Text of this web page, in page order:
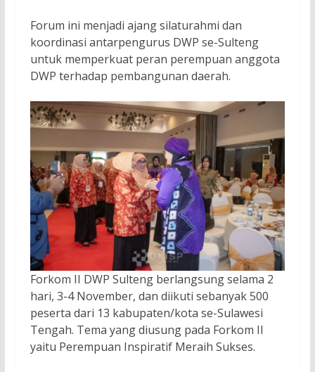
Forum ini menjadi ajang silaturahmi dan
koordinasi antarpengurus DWP se-Sulteng
untuk memperkuat peran perempuan anggota
DWP terhadap pembangunan daerah.
Forkom II DWP Sulteng berlangsung selama 2
hari, 3-4 November, dan diikuti sebanyak 500
peserta dari 13 kabupaten/kota se-Sulawesi
Tengah. Tema yang diusung pada Forkom II
yaitu Perempuan Inspiratif Meraih Sukses.